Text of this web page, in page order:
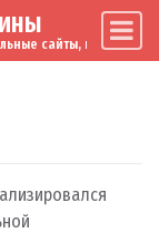
сайты, мировые